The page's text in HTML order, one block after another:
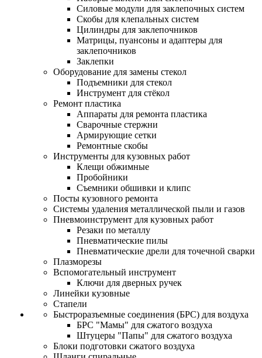
Силовые модули для заклепочных систем
Скобы для клепальных систем
Цилиндры для заклепочников
Матрицы, пуансоны и адаптеры для
заклепочников
Заклепки
Оборудование для замены стекол
Подъемники для стекол
Инструмент для стёкол
Ремонт пластика
Аппараты для ремонта пластика
Сварочные стержни
Армирующие сетки
Ремонтные скобы
Инструменты для кузовных работ
Клещи обжимные
Пробойники
Съемники обшивки и клипс
Посты кузовного ремонта
Системы удаления металлической пыли и газов
Пневмоинструмент для кузовных работ
Резаки по металлу
Пневматические пилы
Пневматические дрели для точечной сварки
Плазморезы
Вспомогательный инструмент
Ключи для дверных ручек
Линейки кузовные
Стапели
Быстроразъемные соединения (БРС) для воздуха
БРС "Мамы" для сжатого воздуха
Штуцеры "Папы" для сжатого воздуха
Блоки подготовки сжатого воздуха